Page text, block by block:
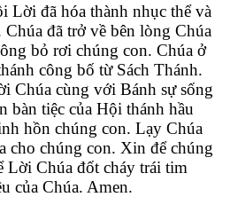
Lời đã hóa thành nhục thể và
đã trở về bên lòng Chúa
bỏ rơi chúng con. Chúa ở
công bố từ Sách Thánh.
Chúa cùng với Bánh sự sống
bàn tiệc của Hội thánh hầu
hồn chúng con. Lạy Chúa
cho chúng con. Xin để chúng
Lời Chúa đốt cháy trái tim
của Chúa. Amen.